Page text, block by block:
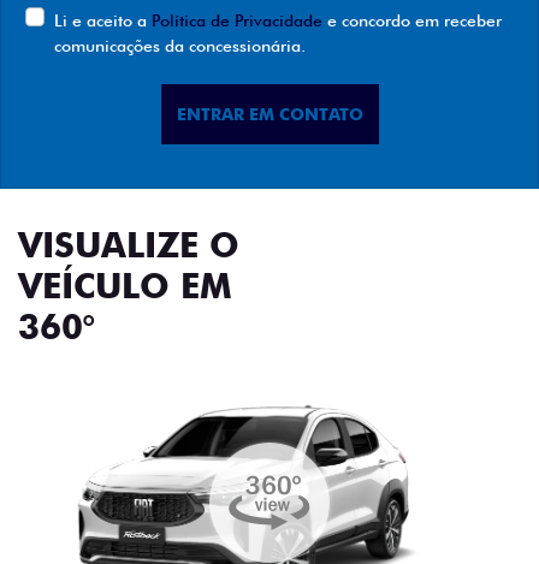
Li e aceito a Política de Privacidade e concordo em receber
comunicações da concessionária.
ENTRAR EM CONTATO
VISUALIZE O
VEÍCULO EM
360°